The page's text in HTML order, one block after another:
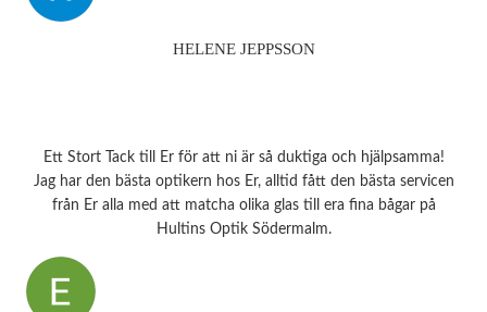
HELENE JEPPSSON
Ett Stort Tack till Er för att ni är så duktiga och hjälpsamma!
Jag har den bästa optikern hos Er, alltid fått den bästa servicen
från Er alla med att matcha olika glas till era fina bågar på
Hultins Optik Södermalm.